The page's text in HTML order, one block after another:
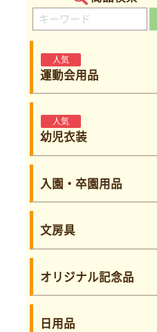
人気
運動会用品
人気
幼児衣装
入園・卒園用品
文房具
オリジナル記念品
日用品